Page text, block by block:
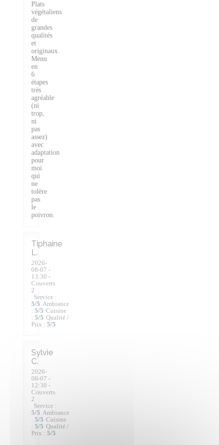
Plats
végétaliens
de
grandes
qualités
et
originaux.
Menu
en
6
étapes
très
agréable
(ni
trop,
ni
pas
assez)
avec
adaptation
pour
moi
qui
ne
tolère
pas
le
poivron.
Tiphaine
L
2026-
08-07 -
13:30 -
Couverts
2
Service :
5/5 Ambiance
: 5/5 Cuisine
: 5/5 Qualité /
Prix : 5/5
Sylvie
C
2026-
08-07 -
12:30 -
Couverts
2
Service :
5/5 Ambiance
: 5/5 Cuisine
: 5/5 Qualité /
Prix : 5/5